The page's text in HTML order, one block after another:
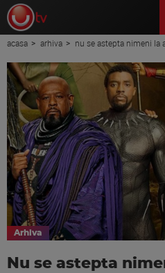
acasa arhiva nu se astepta nimeni la acest
Arhiva
Nu se astepta